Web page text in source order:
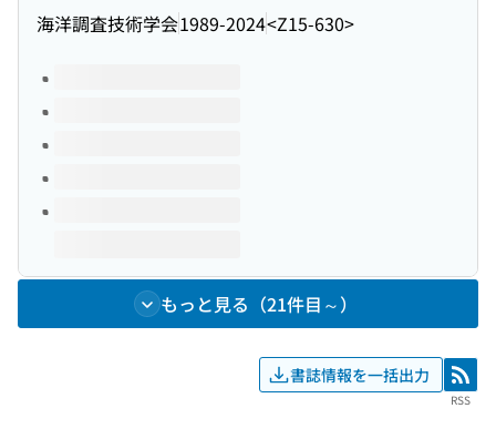
海洋調査技術学会1989-2024<Z15-630>
このタイトルの巻号
もっと見る（21件目～）
書誌情報を一括出力 RSS
RSS